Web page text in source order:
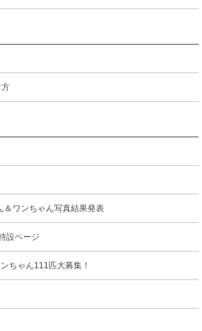
ワンちゃん写真結果発表
設ページ
ちゃん111匹大募集！